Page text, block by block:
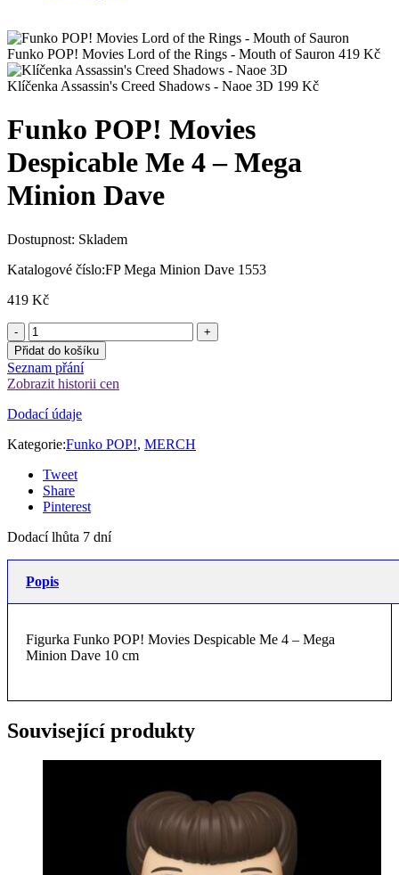
Funko POP! Movies Lord of the Rings - Mouth of Sauron 419 Kč
Klíčenka Assassin's Creed Shadows - Naoe 3D 199 Kč
Funko POP! Movies
Despicable Me 4 – Mega
Minion Dave
Dostupnost: Skladem
Katalogové číslo:FP Mega Minion Dave 1553
419 Kč
Přidat do košíku
Seznam přání
Zobrazit historii cen
Dodací údaje
Kategorie:Funko POP!, MERCH
Tweet
Share
Pinterest
Dodací lhůta 7 dní
Popis
Figurka Funko POP! Movies Despicable Me 4 – Mega
Minion Dave 10 cm
Související produkty